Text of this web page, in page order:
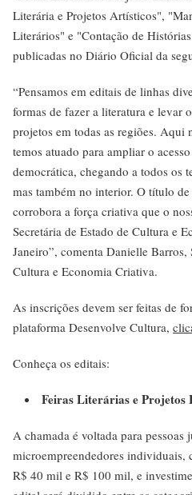
Literária e Projetos Artísticos",
Literários" e "Contação de
publicadas no Diário Oficial da
“Pensamos em editais de linhas
formas de fazer a literatura e levar
projetos em todas as regiões. Aqui
temos atuado para ampliar o
democrática, chegando a todos os
mas também no interior. O título
corrobora a força criativa que o
Secretária de Estado de Cultura e
Janeiro”, comenta Danielle Barros,
Cultura e Economia Criativa.
As inscrições devem ser feitas de
plataforma Desenvolve Cultura,
Conheça os editais:
Feiras Literárias e Projetos
A chamada é voltada para pessoas
microempreendedores individuais,
R$ 40 mil e R$ 100 mil, e